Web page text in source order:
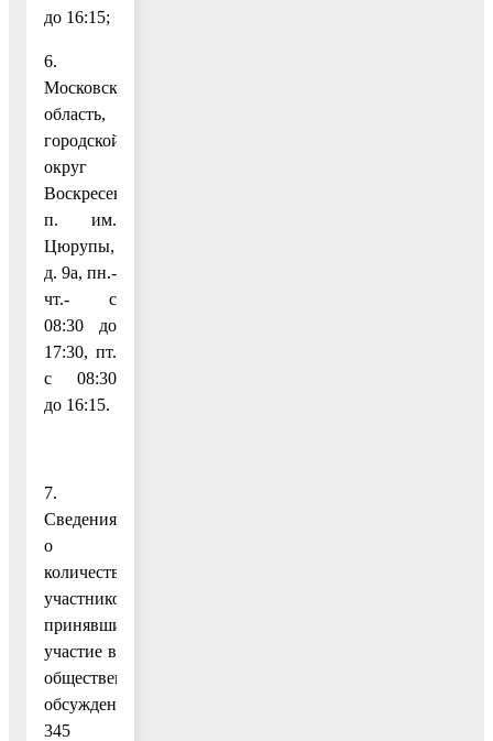
до 16:15;
6.
Московская
область,
городской
округ
Воскресенск,
п. им.
Цюрупы,
д. 9а, пн.-
чт.- с
08:30 до
17:30, пт.
с 08:30
до 16:15.
7.
Сведения
о
количестве
участников,
принявших
участие в
общественных
обсуждениях:
345